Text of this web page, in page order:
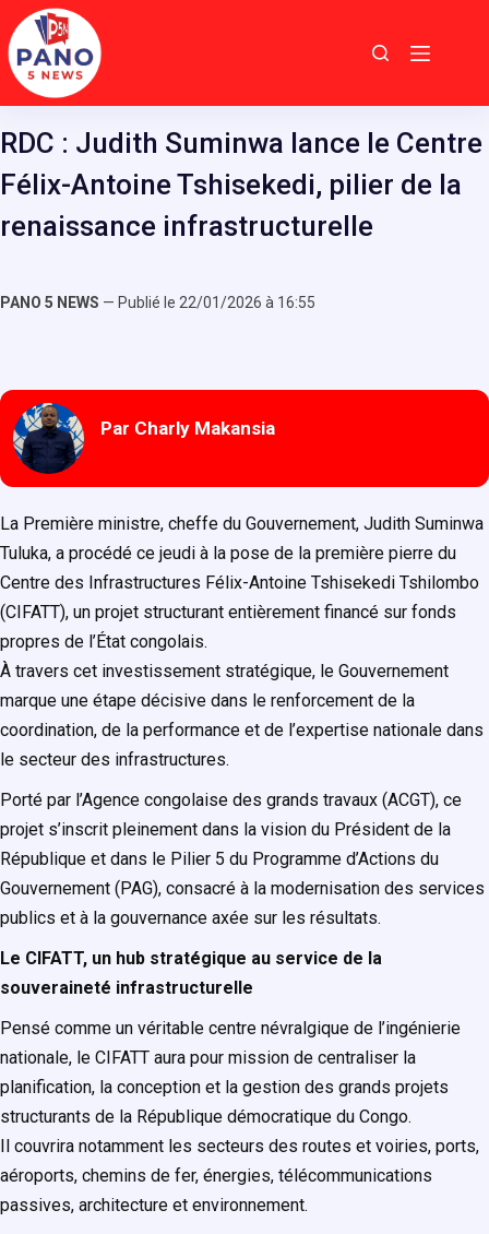
Passer
au
contenu
RDC : Judith Suminwa lance le Centre
Félix-Antoine Tshisekedi, pilier de la
renaissance infrastructurelle
PANO 5 NEWS — Publié le 22/01/2026 à 16:55
Par Charly Makansia
La Première ministre, cheffe du Gouvernement, Judith Suminwa
Tuluka, a procédé ce jeudi à la pose de la première pierre du
Centre des Infrastructures Félix-Antoine Tshisekedi Tshilombo
(CIFATT), un projet structurant entièrement financé sur fonds
propres de l’État congolais.
À travers cet investissement stratégique, le Gouvernement
marque une étape décisive dans le renforcement de la
coordination, de la performance et de l’expertise nationale dans
le secteur des infrastructures.
Porté par l’Agence congolaise des grands travaux (ACGT), ce
projet s’inscrit pleinement dans la vision du Président de la
République et dans le Pilier 5 du Programme d’Actions du
Gouvernement (PAG), consacré à la modernisation des services
publics et à la gouvernance axée sur les résultats.
Le CIFATT, un hub stratégique au service de la
souveraineté infrastructurelle
Pensé comme un véritable centre névralgique de l’ingénierie
nationale, le CIFATT aura pour mission de centraliser la
planification, la conception et la gestion des grands projets
structurants de la République démocratique du Congo.
Il couvrira notamment les secteurs des routes et voiries, ports,
aéroports, chemins de fer, énergies, télécommunications
passives, architecture et environnement.